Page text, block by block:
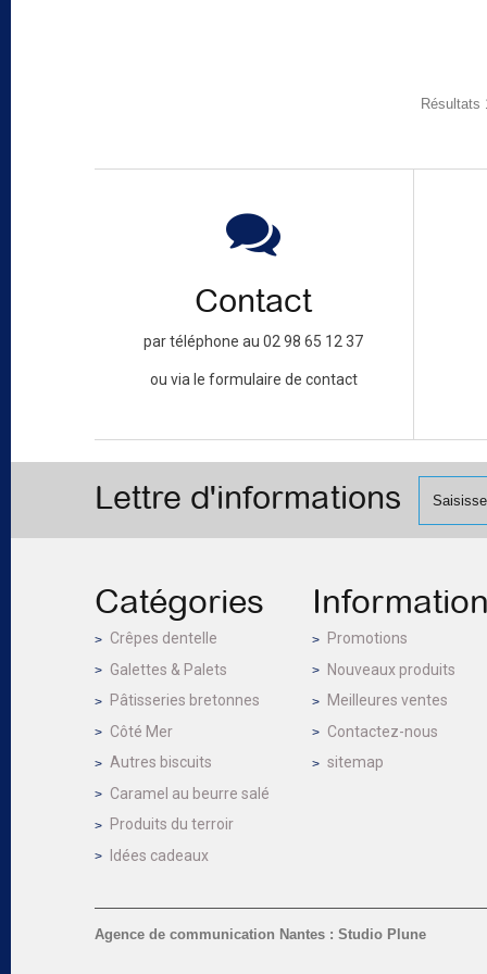
Résultats
Contact
par téléphone au 02 98 65 12 37
ou via le formulaire de contact
Lettre d'informations
Catégories
Crêpes dentelle
Galettes & Palets
Pâtisseries bretonnes
Côté Mer
Autres biscuits
Caramel au beurre salé
Produits du terroir
Idées cadeaux
Promotions
Nouveaux produits
Meilleures ventes
Contactez-nous
sitemap
Agence de communication Nantes : Studio Plune